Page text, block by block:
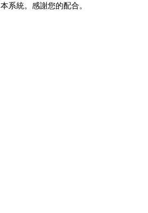
系統。感謝您的配合。